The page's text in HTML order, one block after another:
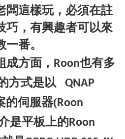
闆這樣玩，必須在註
巧，有興趣者可以來
番。
成方面， Roon也有多
方式是以 QNAP
的伺服器(Roon
是平板上的 Roon